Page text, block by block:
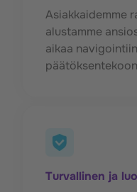
Asiakkaidemme
alustamme
aikaa
Turvallinen ja